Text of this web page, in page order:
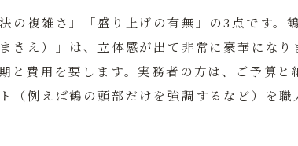
の複雑さ」「盛り上げの有無」の3点です。
きえ）」は、立体感が出て非常に豪華にな
と費用を要します。実務者の方は、ご予算と
（例えば鶴の頭部だけを強調するなど）を